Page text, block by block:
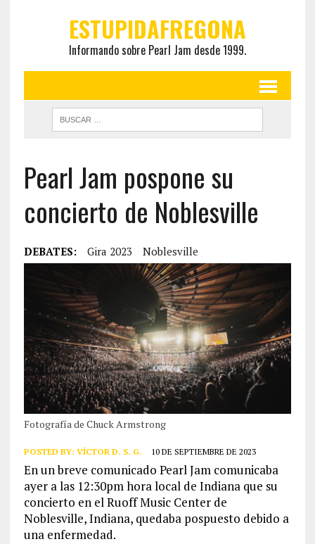
ESTUPIDAFREGONA
Informando sobre Pearl Jam desde 1999.
Pearl Jam pospone su
concierto de Noblesville
DEBATES: Gira 2023 Noblesville
Fotografía de Chuck Armstrong
POSTED BY: VÍCTOR D. S. G. 10 DE SEPTIEMBRE DE 2023
En un breve comunicado Pearl Jam comunicaba
ayer a las 12:30pm hora local de Indiana que su
concierto en el Ruoff Music Center de
Noblesville, Indiana, quedaba pospuesto debido a
una enfermedad.